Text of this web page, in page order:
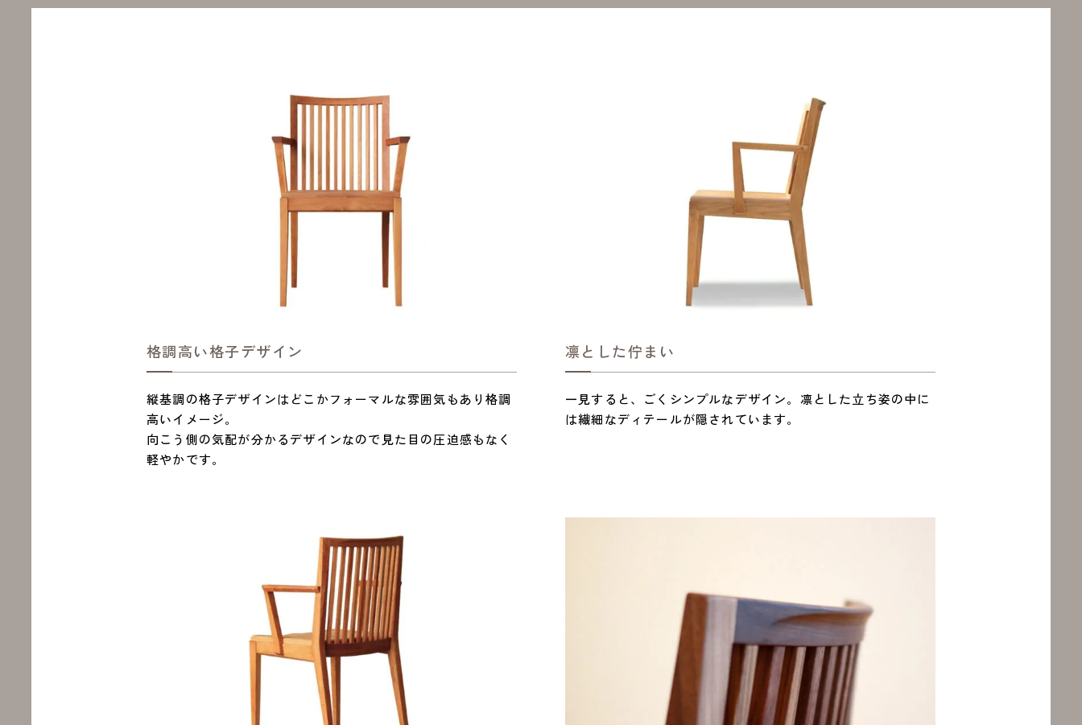
格調高い格子デザイン
縦基調の格子デザインはどこかフォーマルな雰囲気もあり格調
高いイメージ。
向こう側の気配が分かるデザインなので見た目の圧迫感もなく
軽やかです。
凛とした佇まい
一見すると、ごくシンプルなデザイン。凛とした立ち姿の中に
は繊細なディテールが隠されています。